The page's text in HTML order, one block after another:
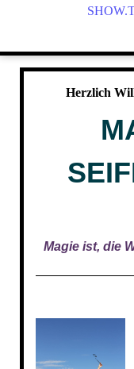
Herzlich
Magie ist, die